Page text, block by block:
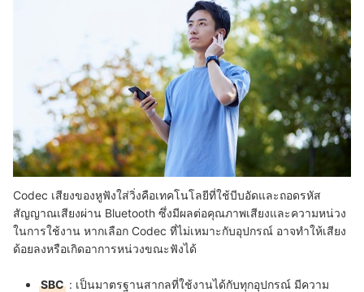
Codec เสียงของหูฟังใส่วิ่งคือเทคโนโลยีที่ใช้บีบอัดและถอดรหัส
สัญญาณเสียงผ่าน Bluetooth ซึ่งมีผลต่อคุณภาพเสียงและความหน่วง
ในการใช้งาน หากเลือก Codec ที่ไม่เหมาะกับอุปกรณ์ อาจทำให้เสียง
ด้อยลงหรือเกิดอาการหน่วงขณะฟังได้
SBC : เป็นมาตรฐานสากลที่ใช้งานได้กับทุกอุปกรณ์ มีความ